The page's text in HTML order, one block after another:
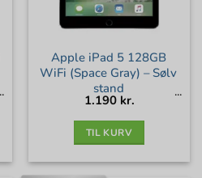
Apple iPad 5 128GB
WiFi (Space Gray) – Sølv
stand
1.190 kr.
TIL KURV